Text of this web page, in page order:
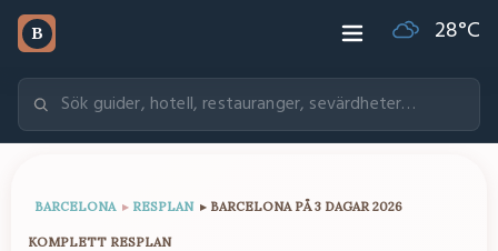
B 28°C
BARCELONA ▸ RESPLAN ▸ BARCELONA PÅ 3 DAGAR 2026
KOMPLETT RESPLAN